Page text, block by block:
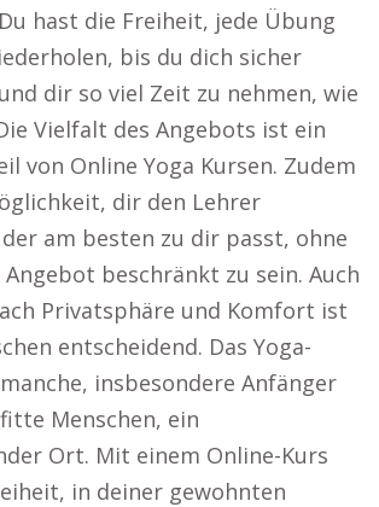
hast die Freiheit, jede Übung
bis du dich sicher
dir so viel Zeit zu nehmen, wie
Vielfalt des Angebots ist ein
von Online Yoga Kursen. Zudem
dir den Lehrer
am besten zu dir passt, ohne
beschränkt zu sein. Auch
Privatsphäre und Komfort ist
entscheidend. Das Yoga-
insbesondere Anfänger
Menschen, ein
Ort. Mit einem Online-Kurs
in deiner gewohnten